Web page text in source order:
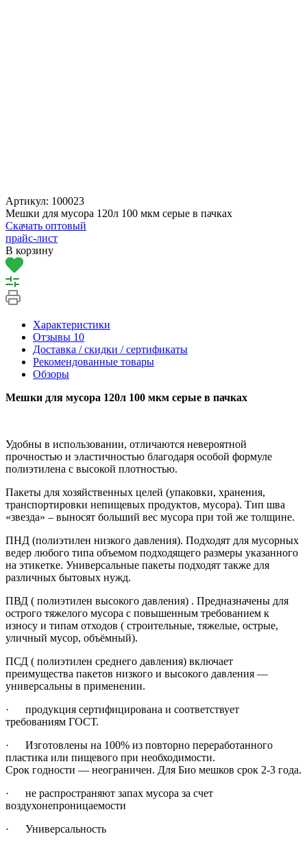
Артикул: 100023
Мешки для мусора 120л 100 мкм серые в пачках
Скачать оптовый
прайс-лист
В корзину
Характеристики
Отзывы 10
Доставка / скидки / сертификаты
Рекомендованные товары
Обзоры
Мешки для мусора 120л 100 мкм серые в пачках
Удобны в использовании, отличаются невероятной
прочностью и эластичностью благодаря особой формуле
полиэтилена с высокой плотностью.
Пакеты для хозяйственных целей (упаковки, хранения,
транспортировки непищевых продуктов, мусора). Тип шва
«звезда» – выносят больший вес мусора при той же толщине.
ПНД (полиэтилен низкого давления). Подходят для мусорных
ведер любого типа объемом подходящего размеры указанного
на этикетке. Универсальные пакеты подходят также для
различных бытовых нужд.
ПВД ( полиэтилен высокого давления) . Предназначены для
острого тяжелого мусора с повышенным требованием к
износу и типам отходов ( строительные, тяжелые, острые,
уличный мусор, объёмный).
ПСД ( полиэтилен среднего давления) включает
преимущества пакетов низкого и высокого давления —
универсальны в применении.
· продукция сертифицирована и соответствует
требованиям ГОСТ.
· Изготовлены на 100% из повторно переработанного
пластика или пищевого при необходимости.
Срок годности — неограничен. Для Био мешков срок 2-3 года.
· не распространяют запах мусора за счет
воздухонепроницаемости
· Универсальность